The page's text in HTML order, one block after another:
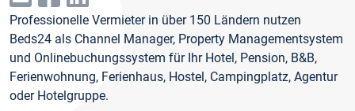
Professionelle Vermieter in über 150 Ländern nutzen
Beds24 als Channel Manager, Property Managementsystem
und Onlinebuchungssystem für Ihr Hotel, Pension, B&B,
Ferienwohnung, Ferienhaus, Hostel, Campingplatz, Agentur
oder Hotelgruppe.